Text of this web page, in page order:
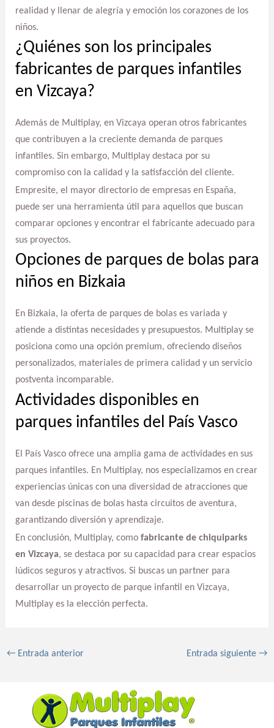
realidad y llenar de alegría y emoción los corazones de los
niños.
¿Quiénes son los principales
fabricantes de parques infantiles
en Vizcaya?
Además de Multiplay, en Vizcaya operan otros fabricantes
que contribuyen a la creciente demanda de parques
infantiles. Sin embargo, Multiplay destaca por su
compromiso con la calidad y la satisfacción del cliente.
Empresite, el mayor directorio de empresas en España,
puede ser una herramienta útil para aquellos que buscan
comparar opciones y encontrar el fabricante adecuado para
sus proyectos.
Opciones de parques de bolas para
niños en Bizkaia
En Bizkaia, la oferta de parques de bolas es variada y
atiende a distintas necesidades y presupuestos. Multiplay se
posiciona como una opción premium, ofreciendo diseños
personalizados, materiales de primera calidad y un servicio
postventa incomparable.
Actividades disponibles en
parques infantiles del País Vasco
El País Vasco ofrece una amplia gama de actividades en sus
parques infantiles. En Multiplay, nos especializamos en crear
experiencias únicas con una diversidad de atracciones que
van desde piscinas de bolas hasta circuitos de aventura,
garantizando diversión y aprendizaje.
En conclusión, Multiplay, como fabricante de chiquiparks
en Vizcaya, se destaca por su capacidad para crear espacios
lúdicos seguros y atractivos. Si buscas un partner para
desarrollar un proyecto de parque infantil en Vizcaya,
Multiplay es la elección perfecta.
←Entrada anterior Entrada siguiente→